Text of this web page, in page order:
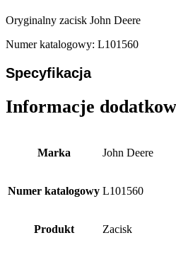
Oryginalny zacisk John Deere
Numer katalogowy: L101560
Specyfikacja
Informacje
Marka John Deere
Numer katalogowy L101560
Produkt Zacisk